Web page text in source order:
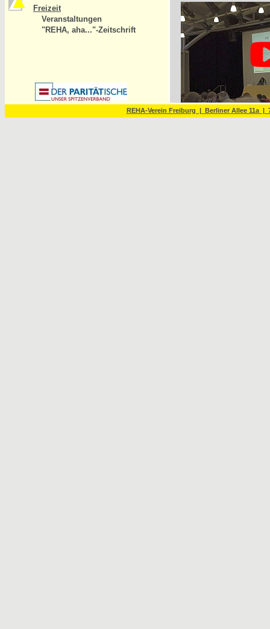
Freizeit
Veranstaltungen
"REHA, aha..."-Zeitschrift
REHA-Verein Freiburg | Berliner Allee 11a |